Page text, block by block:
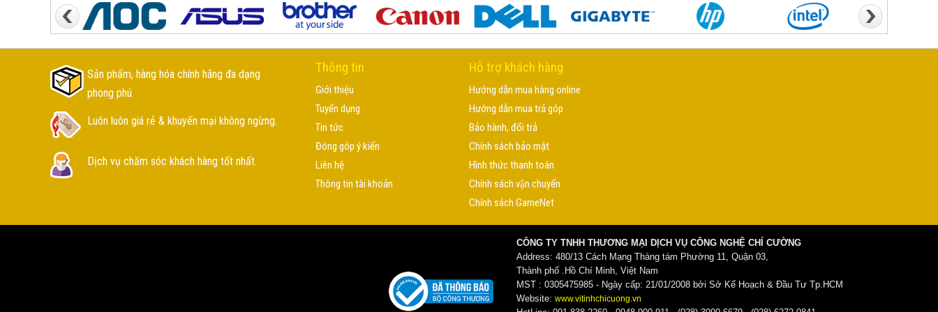
Sản phẩm, hàng hóa chính hãng đa dạng
phong phú
Luôn luôn giá rẻ & khuyến mại không ngừng.
Dịch vụ chăm sóc khách hàng tốt nhất.
Thông tin
Giới thiệu
Tuyển dụng
Tin tức
Đóng góp ý kiến
Liên hệ
Thông tin tài khoản
Hỗ trợ khách hàng
Hướng dẫn mua hàng online
Hướng dẫn mua trả góp
Bảo hành, đổi trả
Chính sách bảo mật
Hình thức thanh toán
Chính sách vận chuyển
Chính sách GameNet
CÔNG TY TNHH THƯƠNG MẠI DỊCH VỤ CÔNG NGHỆ CHÍ CƯỜNG
Address: 480/13 Cách Mạng Tháng tám Phường 11, Quận 03,
Thành phố .Hồ Chí Minh, Việt Nam
MST : 0305475985 - Ngày cấp: 21/01/2008 bởi Sở Kế Hoạch & Đầu Tư Tp.HCM
Website: www.vitinhchicuong.vn